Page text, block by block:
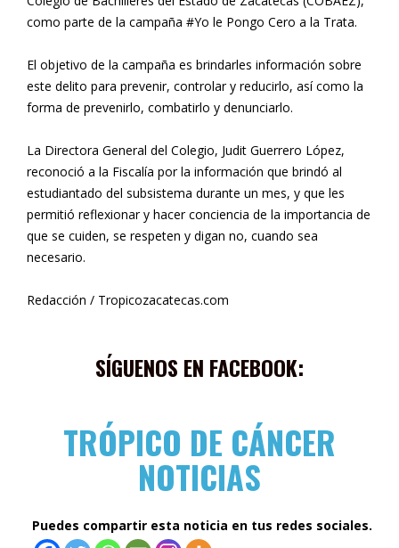
como parte de la campaña #Yo le Pongo Cero a la Trata.
El objetivo de la campaña es brindarles información sobre
este delito para prevenir, controlar y reducirlo, así como la
forma de prevenirlo, combatirlo y denunciarlo.
La Directora General del Colegio, Judit Guerrero López,
reconoció a la Fiscalía por la información que brindó al
estudiantado del subsistema durante un mes, y que les
permitió reflexionar y hacer conciencia de la importancia de
que se cuiden, se respeten y digan no, cuando sea
necesario.
Redacción / Tropicozacatecas.com
SÍGUENOS EN FACEBOOK:
TRÓPICO DE CÁNCER
NOTICIAS
Puedes compartir esta noticia en tus redes sociales.